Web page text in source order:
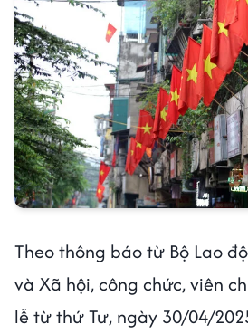
Theo thông báo từ Bộ Lao
và Xã hội, công chức, viên
lễ từ thứ Tư, ngày 30/04/